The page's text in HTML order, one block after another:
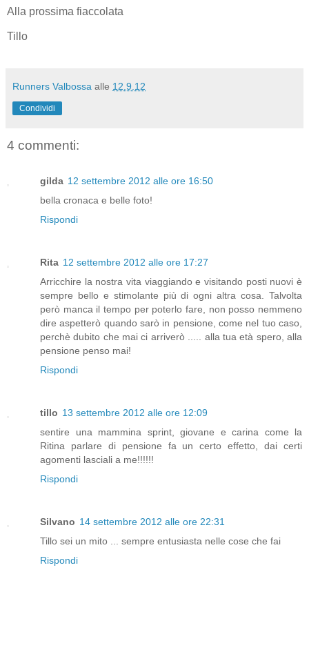
Alla prossima fiaccolata
Tillo
Runners Valbossa alle 12.9.12
Condividi
4 commenti:
gilda 12 settembre 2012 alle ore 16:50
bella cronaca e belle foto!
Rispondi
Rita 12 settembre 2012 alle ore 17:27
Arricchire la nostra vita viaggiando e visitando posti nuovi è
sempre bello e stimolante più di ogni altra cosa. Talvolta
però manca il tempo per poterlo fare, non posso nemmeno
dire aspetterò quando sarò in pensione, come nel tuo caso,
perchè dubito che mai ci arriverò ..... alla tua età spero, alla
pensione penso mai!
Rispondi
tillo 13 settembre 2012 alle ore 12:09
sentire una mammina sprint, giovane e carina come la
Ritina parlare di pensione fa un certo effetto, dai certi
agomenti lasciali a me!!!!!!
Rispondi
Silvano 14 settembre 2012 alle ore 22:31
Tillo sei un mito ... sempre entusiasta nelle cose che fai
Rispondi